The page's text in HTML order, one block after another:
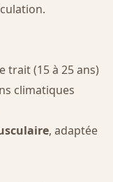
trait (15 à 25 ans)
climatiques
, adaptée